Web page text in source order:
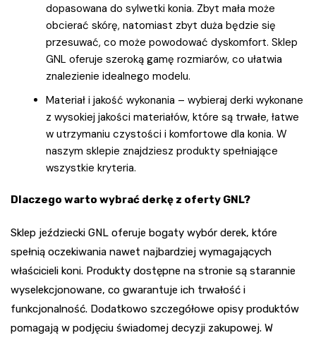
dopasowana do sylwetki konia. Zbyt mała może
obcierać skórę, natomiast zbyt duża będzie się
przesuwać, co może powodować dyskomfort. Sklep
GNL oferuje szeroką gamę rozmiarów, co ułatwia
znalezienie idealnego modelu.
Materiał i jakość wykonania – wybieraj derki wykonane
z wysokiej jakości materiałów, które są trwałe, łatwe
w utrzymaniu czystości i komfortowe dla konia. W
naszym sklepie znajdziesz produkty spełniające
wszystkie kryteria.
Dlaczego warto wybrać derkę z oferty GNL?
Sklep jeździecki GNL oferuje bogaty wybór derek, które
spełnią oczekiwania nawet najbardziej wymagających
właścicieli koni. Produkty dostępne na stronie są starannie
wyselekcjonowane, co gwarantuje ich trwałość i
funkcjonalność. Dodatkowo szczegółowe opisy produktów
pomagają w podjęciu świadomej decyzji zakupowej. W